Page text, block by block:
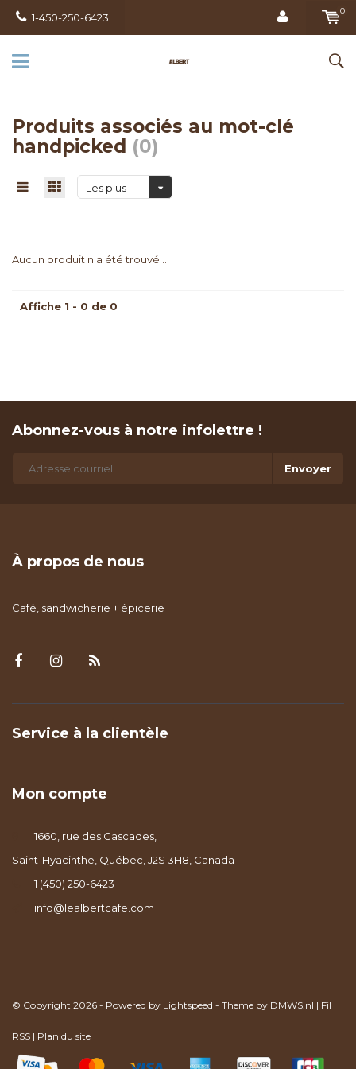
1-450-250-6423
0
Produits associés au mot-clé
handpicked (0)
Les plus
Aucun produit n'a été trouvé...
Affiche 1 - 0 de 0
Abonnez-vous à notre infolettre !
Envoyer
À propos de nous
Café, sandwicherie + épicerie
Service à la clientèle
Mon compte
1660, rue des Cascades,
Saint-Hyacinthe, Québec, J2S 3H8, Canada
1 (450) 250-6423
info@lealbertcafe.com
© Copyright 2026 - Powered by Lightspeed - Theme by DMWS.nl | Fil
RSS | Plan du site